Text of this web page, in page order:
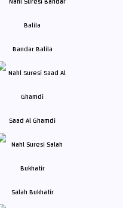
Bandar Balila
Saad Al Ghamdi
Salah Bukhatir